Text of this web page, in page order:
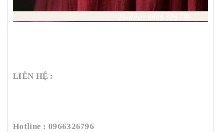
LIÊN HỆ :
Hotline : 0966326796